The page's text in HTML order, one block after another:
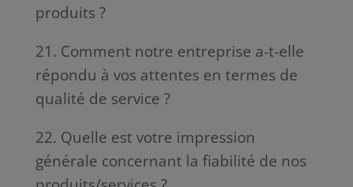
produits ?
21. Comment notre entreprise a-t-elle
répondu à vos attentes en termes de
qualité de service ?
22. Quelle est votre impression
générale concernant la fiabilité de nos